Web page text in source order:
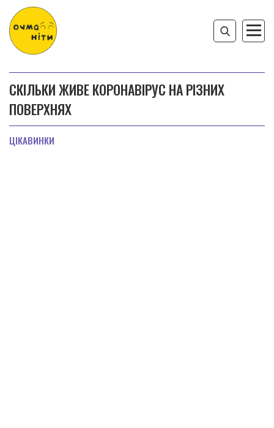
СКІЛЬКИ ЖИВЕ КОРОНАВІРУС НА РІЗНИХ
ПОВЕРХНЯХ
ЦІКАВИНКИ